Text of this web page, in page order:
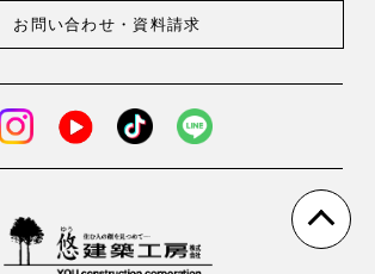
お問い合わせ・ 資料請求